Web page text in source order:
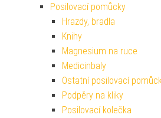
Posilovací pomůcky
Hrazdy, bradla
Knihy
Magnesium na ruce
Medicinbaly
Ostatní posilovací
Podpěry na kliky
Posilovací kolečka